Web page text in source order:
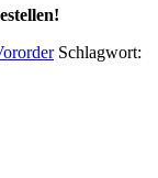
Schlagwort: